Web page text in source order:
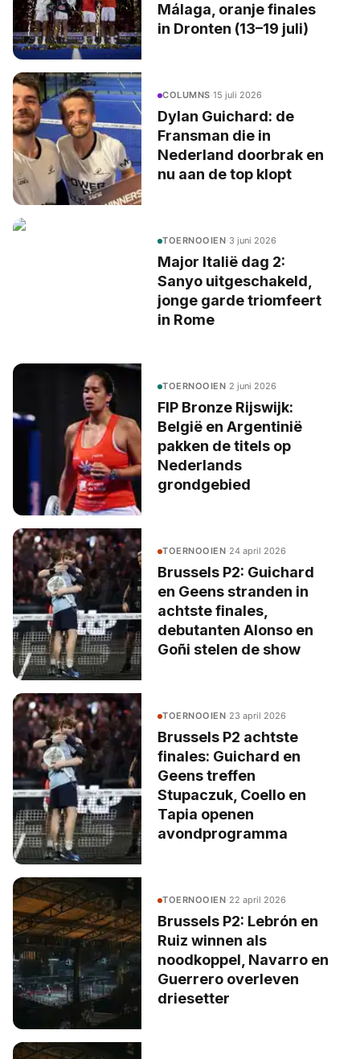
Málaga, oranje finales
in Dronten (13–19 juli)
COLUMNS·15 juli 2026
Dylan Guichard: de
Fransman die in
Nederland doorbrak en
nu aan de top klopt
TOERNOOIEN·3 juni 2026
Major Italië dag 2:
Sanyo uitgeschakeld,
jonge garde triomfeert
in Rome
TOERNOOIEN·2 juni 2026
FIP Bronze Rijswijk:
België en Argentinië
pakken de titels op
Nederlands
grondgebied
TOERNOOIEN·24 april 2026
Brussels P2: Guichard
en Geens stranden in
achtste finales,
debutanten Alonso en
Goñi stelen de show
TOERNOOIEN·23 april 2026
Brussels P2 achtste
finales: Guichard en
Geens treffen
Stupaczuk, Coello en
Tapia openen
avondprogramma
TOERNOOIEN·22 april 2026
Brussels P2: Lebrón en
Ruiz winnen als
noodkoppel, Navarro en
Guerrero overleven
driesetter